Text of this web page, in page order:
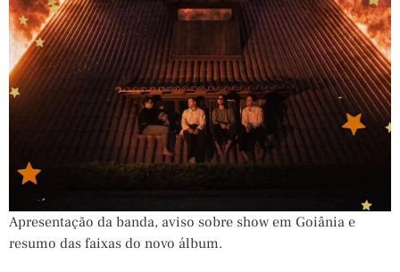
Apresentação da banda, aviso sobre show em Goiânia e
resumo das faixas do novo álbum.